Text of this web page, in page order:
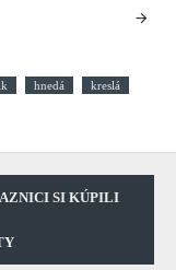
hnedá kreslá
SI KÚPILI